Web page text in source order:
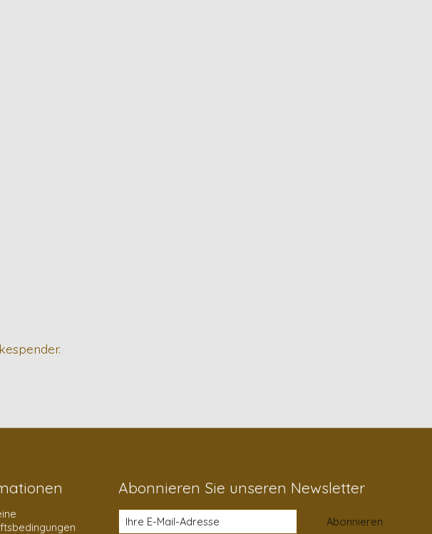
Abonnieren Sie unseren Newsletter
Abonnieren